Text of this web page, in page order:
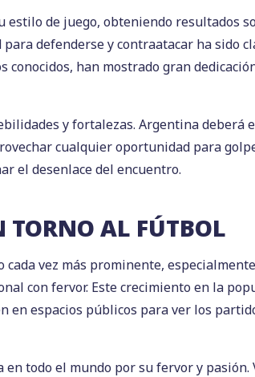
estilo de juego, obteniendo resultados
defenderse y contraatacar ha sido
conocidos, han mostrado gran
y fortalezas. Argentina
cualquier oportunidad para
el desenlace del encuentro.
AL FÚTBOL
vez más prominente,
con fervor. Este crecimiento en la
en espacios públicos para ver los
todo el mundo por su fervor y